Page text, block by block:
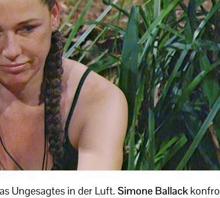
Ungesagtes in der Luft. Simone Ballack